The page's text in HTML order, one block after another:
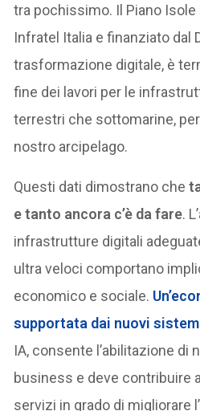
tra pochissimo. Il Piano Isole
Infratel Italia e finanziato dal
trasformazione digitale, è
fine dei lavori per le
terrestri che sottomarine,
nostro arcipelago.
Questi dati dimostrano che
e tanto ancora c’è da fare.
infrastrutture digitali
ultra veloci comportano
economico e sociale.
supportata dai nuovi
IA, consente l’abilitazione di
business e deve contribuire
servizi in grado di migliorare